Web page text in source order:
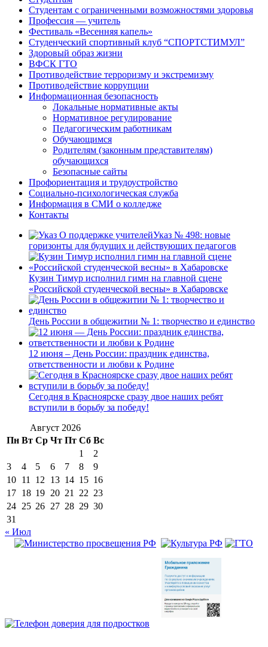
Студентам с ограниченными возможностями здоровья
Профессия — учитель
Фестиваль «Весенняя капель»
Студенческий спортивный клуб “СПОРТСТИМУЛ”
Здоровый образ жизни
ВФСК ГТО
Противодействие терроризму и экстремизму
Противодействие коррупции
Информационная безопасность
Локальные нормативные акты
Нормативное регулирование
Педагогическим работникам
Обучающимся
Родителям (законным представителям)
обучающихся
Безопасные сайты
Профориентация и трудоустройство
Социально-психологическая служба
Информация в СМИ о колледже
Контакты
Указ № 498: новые
горизонты для будущих и действующих педагогов
Кузин Тимур исполнил гимн на главной сцене
«Российской студенческой весны» в Хабаровске
День России в общежитии № 1: творчество и единство
12 июня – День России: праздник единства,
ответственности и любви к Родине
Сегодня в Красноярске сразу двое наших ребят
вступили в борьбу за победу!
Август 2026
Пн Вт Ср Чт Пт Сб Вс
1
2
3
4 5 6 7 8
9
10 11 12 13 14 15 16
17 18 19 20 21 22 23
24 25 26 27 28 29 30
31
« Июл